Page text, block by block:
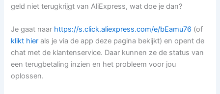
geld niet terugkrijgt van AliExpress, wat doe je dan?
Je gaat naar https://s.click.aliexpress.com/e/bEamu76 (of
klikt hier als je via de app deze pagina bekijkt) en opent de
chat met de klantenservice. Daar kunnen ze de status van
een terugbetaling inzien en het probleem voor jou
oplossen.